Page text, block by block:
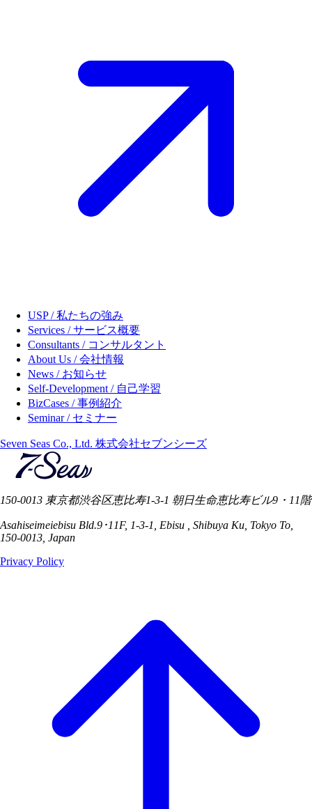
USP / 私たちの強み
Services / サービス概要
Consultants / コンサルタント
About Us / 会社情報
News / お知らせ
Self-Development / 自己学習
BizCases / 事例紹介
Seminar / セミナー
Seven Seas Co., Ltd. 株式会社セブンシーズ
150-0013 東京都渋谷区恵比寿1-3-1 朝日生命恵比寿ビル9・11階
Asahiseimeiebisu Bld.9･11F, 1-3-1, Ebisu , Shibuya Ku, Tokyo To,
150-0013, Japan
Privacy Policy